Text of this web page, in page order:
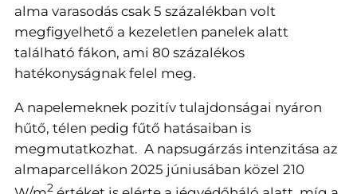
alma varasodás csak 5 százalékban volt
megfigyelhető a kezeletlen panelek alatt
található fákon, ami 80 százalékos
hatékonyságnak felel meg.
A napelemeknek pozitív tulajdonságai nyáron
hűtő, télen pedig fűtő hatásaiban is
megmutatkozhat. A napsugárzás intenzitása az
almaparcellákon 2025 júniusában közel 210
2